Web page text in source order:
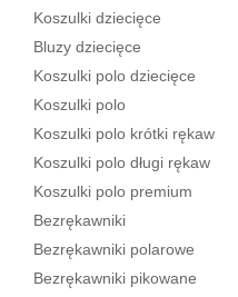
Koszulki dziecięce
Bluzy dziecięce
Koszulki polo dziecięce
Koszulki polo
Koszulki polo krótki rękaw
Koszulki polo długi rękaw
Koszulki polo premium
Bezrękawniki
Bezrękawniki polarowe
Bezrękawniki pikowane